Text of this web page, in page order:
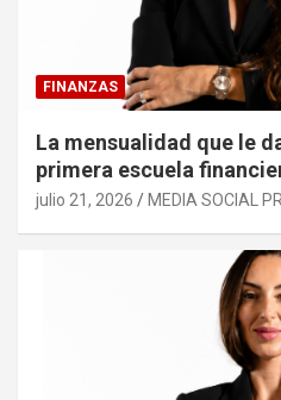
FINANZAS
La mensualidad que le
primera escuela
julio 21, 2026 MEDIA SOCIAL PR